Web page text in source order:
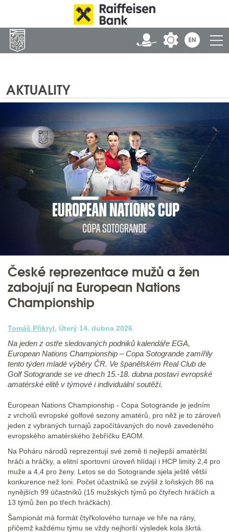
AKTUALITY
České reprezentace mužů a žen
zabojují na European Nations
Championship
Tomáš Přikryl, Úterý 14. dubna 2026
Na jeden z ostře sledovaných podniků kalendáře EGA,
European Nations Championship – Copa Sotogrande zamířily
tento týden mladé výběry ČR. Ve španělském Real Club de
Golf Sotogrande se ve dnech 15.-18. dubna postaví evropské
amatérské elitě v týmové i individuální soutěži.
European Nations Championship - Copa Sotogrande je jedním
z vrcholů evropské golfové sezony amatérů, pro něž je to zároveň
jeden z vybraných turnajů započítávaných do nově zavedeného
evropského amatérského žebříčku EAOM.
Na Poháru národů reprezentují své země ti nejlepší amatérští
hráči a hráčky, a elitní sportovní úroveň hlídají i HCP limity 2,4 pro
muže a 4,4 pro ženy. Letos se do Sotogrande sjela ještě větší
konkurence než loni. Počet účastníků se zvýšil z loňských 86 na
nynějších 99 účastníků (15 mužských týmů po čtyřech hráčích a
13 týmů žen po třech hráčkách).
Šampionát má formát čtyřkolového turnaje ve hře na rány,
přičemž každému týmu se vždy nejhorší výsledek kola škrtá.